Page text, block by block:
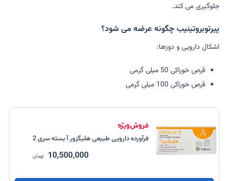
جلوگیری می کند.
پیرتوبروتینیب چگونه عرضه می شود؟
اشکال دارویی و دوزها:
قرص خوراکی 50 میلی گرمی
قرص خوراکی 100 میلی گرمی
فرآورده دارویی طبیعی هلیگزور آ بسته سری 2
10,500,000 تومان